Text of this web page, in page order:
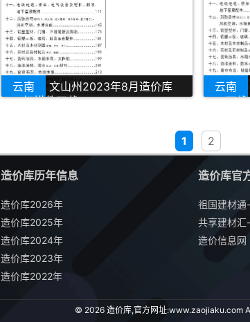
云南
文山州2023年8月造价库
PDF扫描件下载
云南
PDF下载
1 2
造价库历年信息
造价库2026年
造价库2025年
造价库2024年
造价库2023年
造价库2022年
造价库官
祖国建材通
共享建材汇
造价信息网
© 2026 造价库,官方网址:www.zaojiaku.com